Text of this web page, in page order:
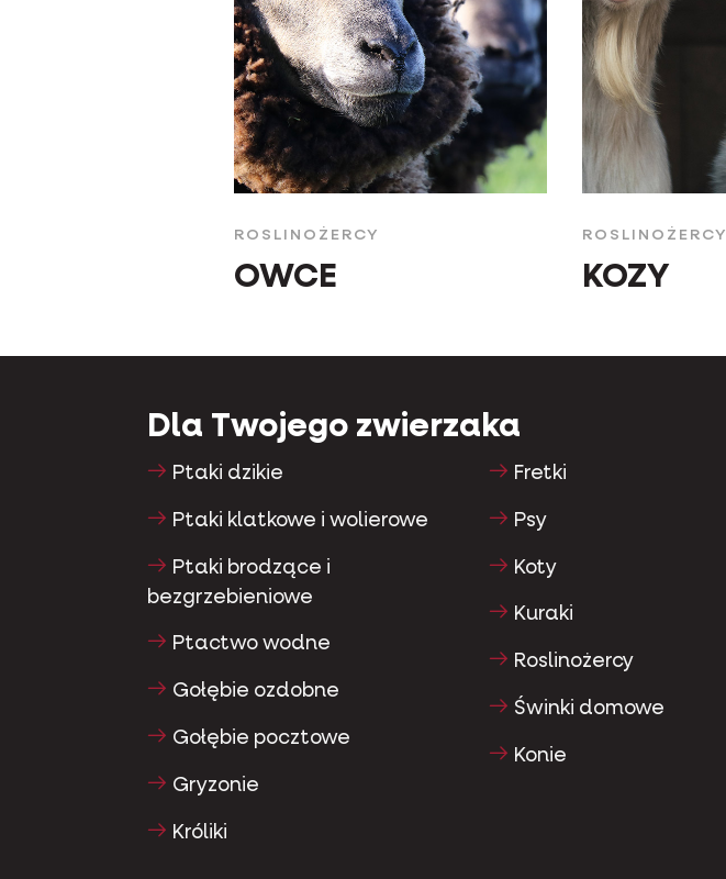
ROSLINOŻERCY
OWCE
ROSLINOŻERCY
KOZY
Dla Twojego zwierzaka
Ptaki dzikie
Ptaki klatkowe i wolierowe
Ptaki brodzące i
bezgrzebieniowe
Ptactwo wodne
Gołębie ozdobne
Gołębie pocztowe
Gryzonie
Króliki
Fretki
Psy
Koty
Kuraki
Roslinożercy
Świnki domowe
Konie